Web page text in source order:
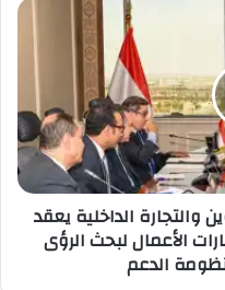
والتجارة الداخلية يعقد
الأعمال لبحث الرؤى
الدعم